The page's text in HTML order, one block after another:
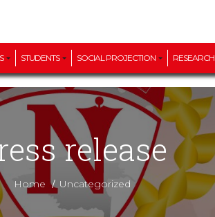
STUDENTS SOCIAL PROJECTION RESEARCH
release
Home / Uncategorized